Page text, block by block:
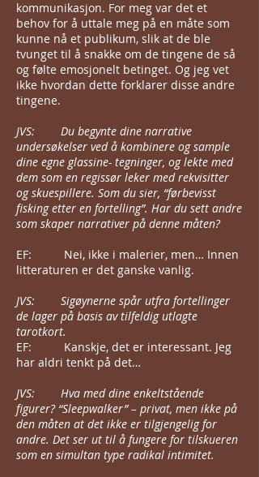
kommunikasjon. For meg var det et
behov for å uttale meg på en måte som
kunne nå et publikum, slik at de ble
tvunget til å snakke om de tingene de så
og følte emosjonelt betinget. Og jeg vet
ikke hvordan dette forklarer disse andre
tingene.
JVS: Du begynte dine narrative
undersøkelser ved å kombinere og sample
dine egne glassine- tegninger, og lekte med
dem som en regissør leker med rekvisitter
og skuespillere. Som du sier, “førbevisst
fisking etter en fortelling”. Har du sett andre
som skaper narrativer på denne måten?
EF: Nei, ikke i malerier, men… Innen
litteraturen er det ganske vanlig.
JVS: Sigøynerne spår utfra fortellinger
de lager på basis av tilfeldig utlagte
tarotkort.
EF: Kanskje, det er interessant. Jeg
har aldri tenkt på det…
JVS: Hva med dine enkeltstående
figurer? “Sleepwalker” – privat, men ikke på
den måten at det ikke er tilgjengelig for
andre. Det ser ut til å fungere for tilskueren
som en simultan type radikal intimitet.